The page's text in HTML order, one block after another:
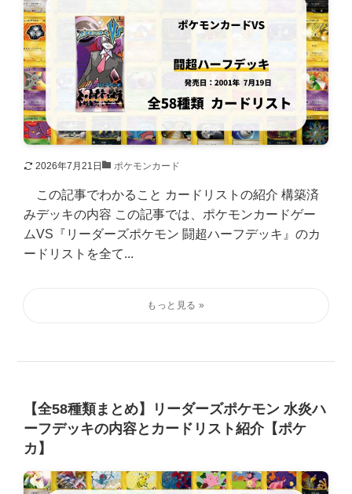
2026年7月21日 ポケモンカード
この記事でわかること カードリストの紹介 構築済
みデッキの内容 この記事では、ポケモンカードゲー
ムVS『リーダーズポケモン 闘超ハーフデッキ』のカ
ードリストを全て...
【全58種類まとめ】リーダーズポケモン 水炎ハ
ーフデッキの内容とカードリスト紹介【ポケ
カ】